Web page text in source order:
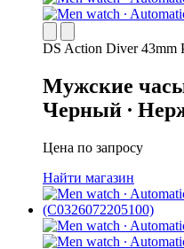
DS Action Diver 43mm
Мужские часы
Черный ∙
Цена по запросу
Найти магазин